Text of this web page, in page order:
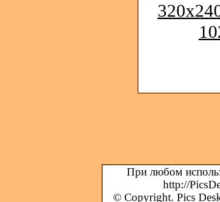
При любом
http://
© Copyright. Pics